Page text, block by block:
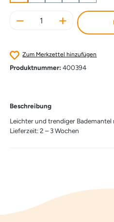
Produkt Anzahl: Gib
Zum Merkzettel hinzufügen
Produktnummer: 400394
Beschreibung
Leichter und trendiger
Lieferzeit: 2 – 3 Wochen